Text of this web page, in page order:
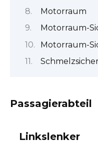
Motorraum
Motorraum-
Motorraum-
Passagierabteil
Linkslenker